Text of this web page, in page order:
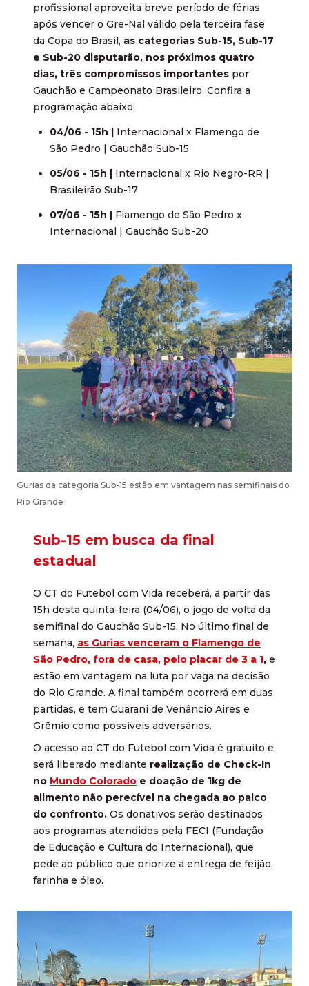
profissional aproveita breve período de férias
após vencer o Gre-Nal válido pela terceira fase
da Copa do Brasil, as categorias Sub-15, Sub-17
e Sub-20 disputarão, nos próximos quatro
dias, três compromissos importantes por
Gauchão e Campeonato Brasileiro. Confira a
programação abaixo:
04/06 - 15h | Internacional x Flamengo de
São Pedro | Gauchão Sub-15
05/06 - 15h | Internacional x Rio Negro-RR |
Brasileirão Sub-17
07/06 - 15h | Flamengo de São Pedro x
Internacional | Gauchão Sub-20
Gurias da categoria Sub-15 estão em vantagem nas semifinais do
Rio Grande
Sub-15 em busca da final
estadual
O CT do Futebol com Vida receberá, a partir das
15h desta quinta-feira (04/06), o jogo de volta da
semifinal do Gauchão Sub-15. No último final de
semana, as Gurias venceram o Flamengo de
São Pedro, fora de casa, pelo placar de 3 a 1, e
estão em vantagem na luta por vaga na decisão
do Rio Grande. A final também ocorrerá em duas
partidas, e tem Guarani de Venâncio Aires e
Grêmio como possíveis adversários.
O acesso ao CT do Futebol com Vida é gratuito e
será liberado mediante realização de Check-In
no Mundo Colorado e doação de 1kg de
alimento não perecível na chegada ao palco
do confronto. Os donativos serão destinados
aos programas atendidos pela FECI (Fundação
de Educação e Cultura do Internacional), que
pede ao público que priorize a entrega de feijão,
farinha e óleo.